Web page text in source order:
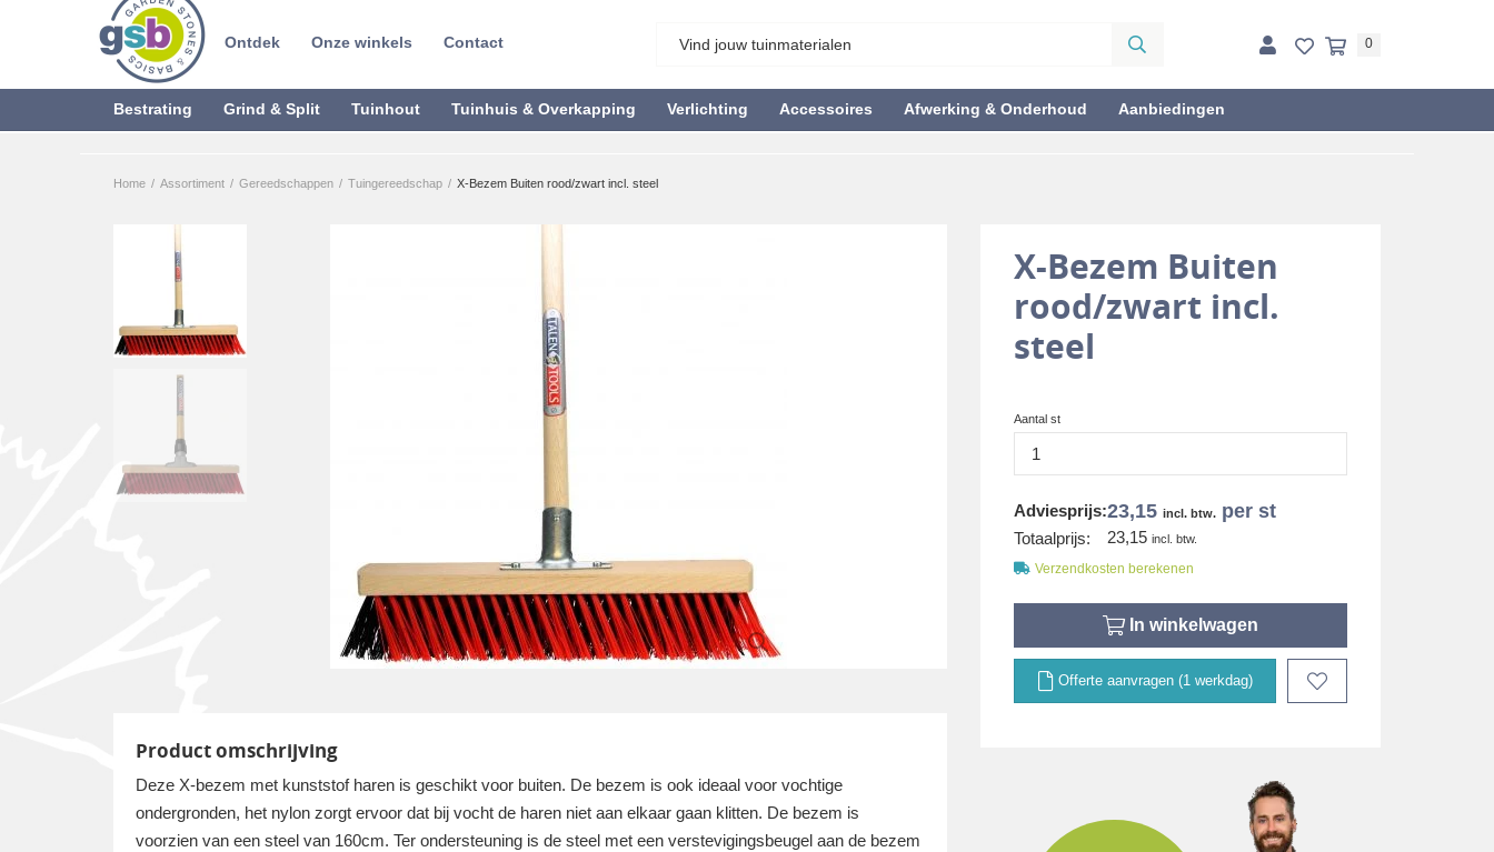
Ontdek Onze winkels Contact 0
Bestrating Grind & Split Tuinhout Tuinhuis & Overkapping Verlichting Accessoires Afwerking & Onderhoud Aanbiedingen
Home / Assortiment / Gereedschappen / Tuingereedschap / X-Bezem Buiten rood/zwart incl. steel
Product omschrijving
Deze X-bezem met kunststof haren is geschikt voor buiten. De bezem is ook ideaal voor vochtige
ondergronden, het nylon zorgt ervoor dat bij vocht de haren niet aan elkaar gaan klitten. De bezem is
voorzien van een steel van 160cm. Ter ondersteuning is de steel met een verstevigingsbeugel aan de bezem
X-Bezem Buiten
rood/zwart incl.
steel
Aantal st
Adviesprijs:23,15 incl. btw. per st
Totaalprijs: 23,15 incl. btw.
Verzendkosten berekenen
In winkelwagen
Offerte aanvragen (1 werkdag)